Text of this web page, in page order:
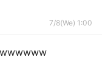
7/8(We) 1:00